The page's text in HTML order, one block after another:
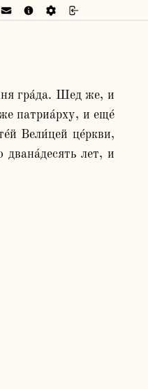
патриа́рху, и еще́
Вели́цей це́ркви,
лет, и